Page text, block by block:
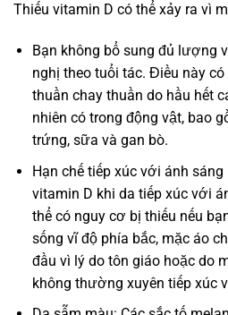
Thiếu vitamin D có thể xảy ra vì
Bạn không bổ sung đủ lượng
nghị theo tuổi tác. Điều này có
thuần chay thuần do hầu hết
nhiên có trong động vật, bao
trứng, sữa và gan bò.
Hạn chế tiếp xúc với ánh
vitamin D khi da tiếp xúc với
thể có nguy cơ bị thiếu nếu
sống vĩ độ phía bắc, mặc áo
đầu vì lý do tôn giáo hoặc do
không thường xuyên tiếp xúc